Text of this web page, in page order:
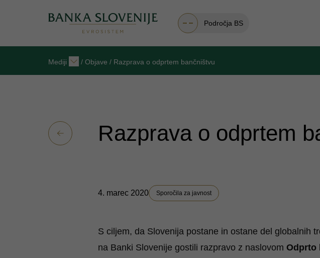
Področja BS
Mediji / Objave / Razprava o odprtem bančništvu
Razprava o odprtem
4. marec 2020 Sporočila za javnost
S ciljem, da Slovenija postane in ostane del globalnih
na Banki Slovenije gostili razpravo z naslovom Odprto